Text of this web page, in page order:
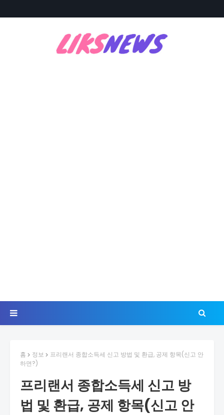
홈 정보
프리랜서 종합소득세 신고 방법 및 환급, 공제 항목(신고 안
하면?)
프리랜서 종합소득세 신고 방
법 및 환급, 공제 항목(신고 안